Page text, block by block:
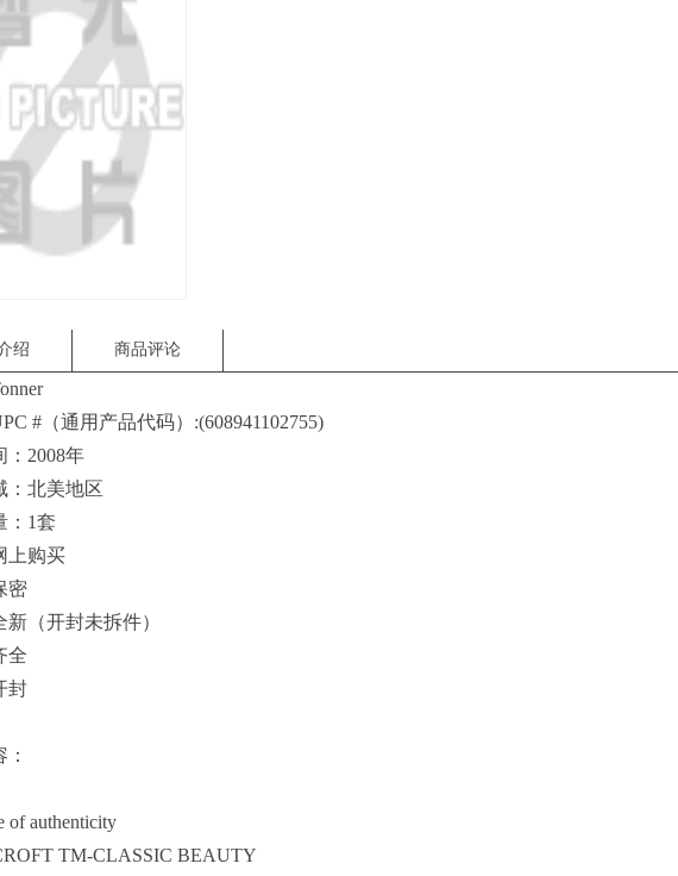
绍 商品评论
#（通用产品代码）:(608941102755)
：2008年
：北美地区
：1套
上购买
密
新（开封未拆件）
全
封
：
of authenticity
TM-CLASSIC BEAUTY